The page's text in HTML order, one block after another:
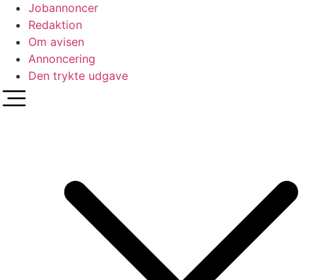
Jobannoncer
Redaktion
Om avisen
Annoncering
Den trykte udgave